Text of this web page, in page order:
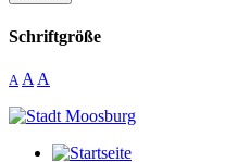
Schriftgröße
A A A